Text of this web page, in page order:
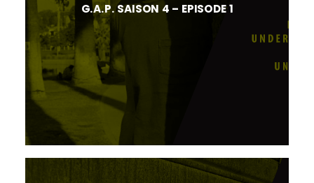
G.A.P. SAISON 4 – EPISODE 1